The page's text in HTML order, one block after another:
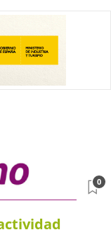
0